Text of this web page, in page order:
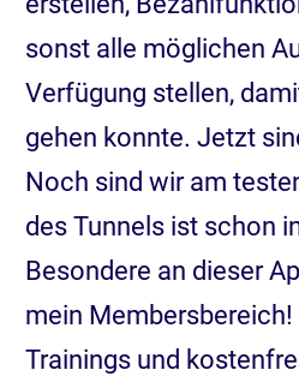
sonst alle möglichen
Verfügung stellen,
gehen konnte. Jetzt
Noch sind wir am
des Tunnels ist schon
Besondere an dieser
mein Membersbereich!
Trainings und